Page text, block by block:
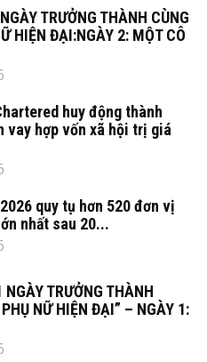
TRƯỞNG THÀNH CÙNG
HIỆN ĐẠI:NGÀY 2: MỘT CÔ
huy động thành
vay hợp vốn xã hội trị giá
quy tụ hơn 520 đơn vị
nhất sau 20...
NGÀY TRƯỞNG THÀNH
NỮ HIỆN ĐẠI” – NGÀY 1: